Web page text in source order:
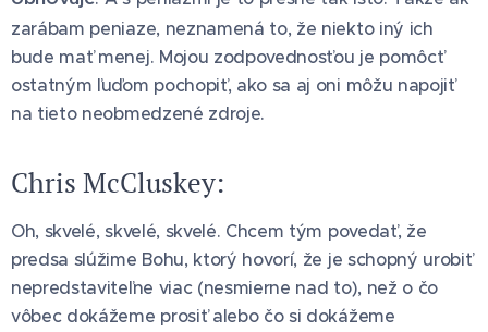
zarábam peniaze, neznamená to, že niekto iný ich
bude mať menej. Mojou zodpovednosťou je pomôcť
ostatným ľuďom pochopiť, ako sa aj oni môžu napojiť
na tieto neobmedzené zdroje.
Chris McCluskey:
Oh, skvelé, skvelé, skvelé. Chcem tým povedať, že
predsa slúžime Bohu, ktorý hovorí, že je schopný urobiť
nepredstaviteľne viac (nesmierne nad to), než o čo
vôbec dokážeme prosiť alebo čo si dokážeme